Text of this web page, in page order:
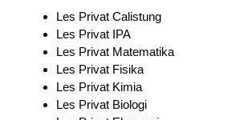
Les Privat Calistung
Les Privat IPA
Les Privat Matematika
Les Privat Fisika
Les Privat Kimia
Les Privat Biologi